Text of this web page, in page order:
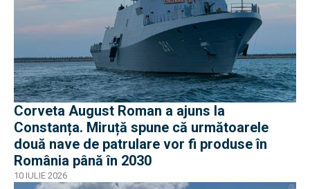
Corveta August Roman a ajuns la
Constanța. Miruță spune că următoarele
două nave de patrulare vor fi produse în
România până în 2030
10 IULIE 2026